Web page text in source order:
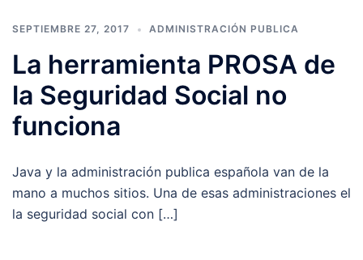
SEPTIEMBRE 27, 2017 ADMINISTRACIÓN PUBLICA
La herramienta PROSA de
la Seguridad Social no
funciona
Java y la administración publica española van de la
mano a muchos sitios. Una de esas administraciones el
la seguridad social con […]